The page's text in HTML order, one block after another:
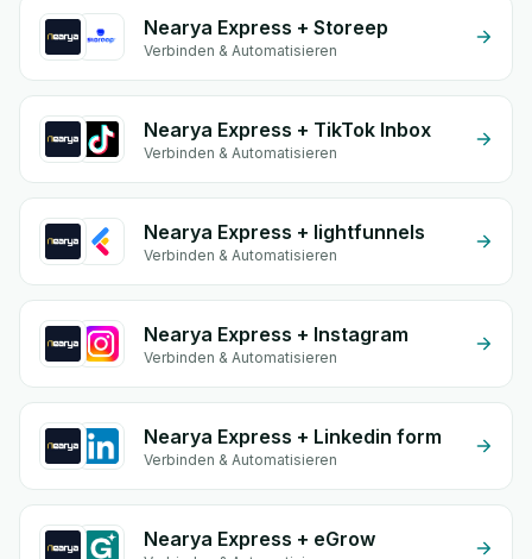
Nearya Express + Storeep
Verbinden & Automatisieren
Nearya Express + TikTok Inbox
Verbinden & Automatisieren
Nearya Express + lightfunnels
Verbinden & Automatisieren
Nearya Express + Instagram
Verbinden & Automatisieren
Nearya Express + Linkedin form
Verbinden & Automatisieren
Nearya Express + eGrow